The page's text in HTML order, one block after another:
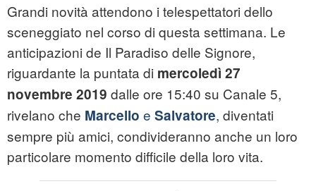
Grandi novità attendono i telespettatori dello
sceneggiato nel corso di questa settimana. Le
anticipazioni de Il Paradiso delle Signore,
riguardante la puntata di mercoledì 27
novembre 2019 dalle ore 15:40 su Canale 5,
rivelano che Marcello e Salvatore, diventati
sempre più amici, condivideranno anche un loro
particolare momento difficile della loro vita.